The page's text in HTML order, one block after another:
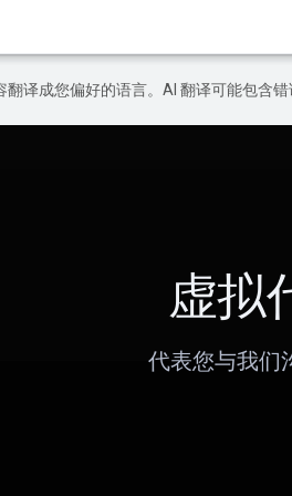
译成您偏好的语言。AI 翻译可能包含错
虚拟
代表您与我们